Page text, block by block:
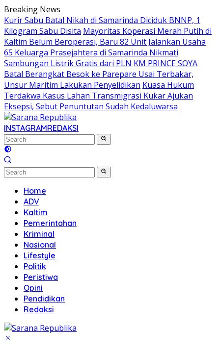
Skip
to
content
Breaking News
Kurir Sabu Batal Nikah di Samarinda Diciduk BNNP, 1
Kilogram Sabu Disita Mayoritas Koperasi Merah Putih di
Kaltim Belum Beroperasi, Baru 82 Unit Jalankan Usaha
65 Keluarga Prasejahtera di Samarinda Nikmati
Sambungan Listrik Gratis dari PLN KM PRINCE SOYA
Batal Berangkat Besok ke Parepare Usai Terbakar,
Unsur Maritim Lakukan Penyelidikan Kuasa Hukum
Terdakwa Kasus Lahan Transmigrasi Kukar Ajukan
Eksepsi, Sebut Penuntutan Sudah Kedaluwarsa
INSTAGRAMREDAKSI
Home
ADV
Kaltim
Pemerintahan
Kriminal
Nasional
Lifestyle
Politik
Peristiwa
Opini
Pendidikan
Redaksi